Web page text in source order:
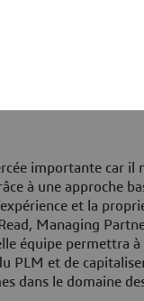
1 mondial dans
ses services de
au portefeuille V5
aux «
et de Dassault
importante car il
à une approche
et la
Managing
équipe permettra
PLM et de
dans le domaine